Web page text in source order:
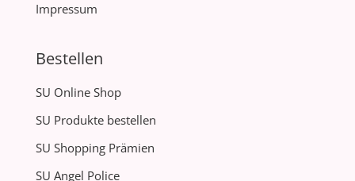
Impressum
Bestellen
SU Online Shop
SU Produkte bestellen
SU Shopping Prämien
SU Angel Police